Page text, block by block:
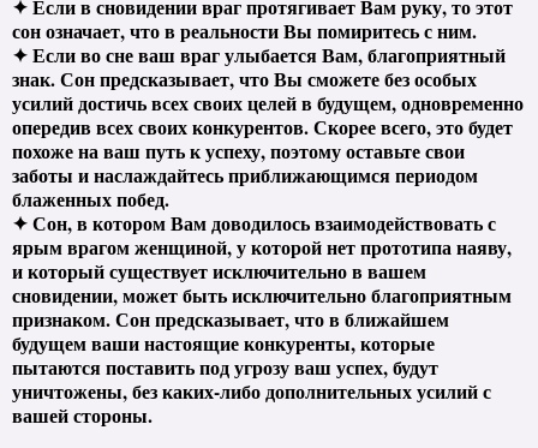
✦ Если в сновидении враг протягивает Вам руку, то этот
сон означает, что в реальности Вы помиритесь с ним.
✦ Если во сне ваш враг улыбается Вам, благоприятный
знак. Сон предсказывает, что Вы сможете без особых
усилий достичь всех своих целей в будущем, одновременно
опередив всех своих конкурентов. Скорее всего, это будет
похоже на ваш путь к успеху, поэтому оставьте свои
заботы и наслаждайтесь приближающимся периодом
блаженных побед.
✦ Сон, в котором Вам доводилось взаимодействовать с
ярым врагом женщиной, у которой нет прототипа наяву,
и который существует исключительно в вашем
сновидении, может быть исключительно благоприятным
признаком. Сон предсказывает, что в ближайшем
будущем ваши настоящие конкуренты, которые
пытаются поставить под угрозу ваш успех, будут
уничтожены, без каких-либо дополнительных усилий с
вашей стороны.